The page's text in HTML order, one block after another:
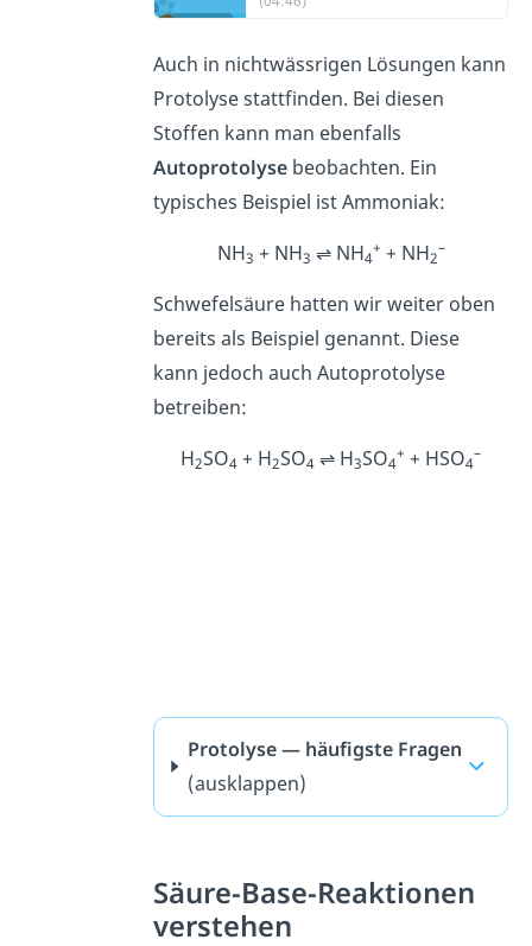
Auch in nichtwässrigen Lösungen kann
Protolyse stattfinden. Bei diesen
Stoffen kann man ebenfalls
Autoprotolyse beobachten. Ein
typisches Beispiel ist Ammoniak:
NH3 + NH3 ⇌ NH4
+ + NH2
–
Schwefelsäure hatten wir weiter oben
bereits als Beispiel genannt. Diese
kann jedoch auch Autoprotolyse
betreiben:
H2SO4 + H2SO4 ⇌ H3SO4
+ + HSO4
–
Protolyse — häufigste Fragen
(ausklappen)
Säure-Base-Reaktionen
verstehen